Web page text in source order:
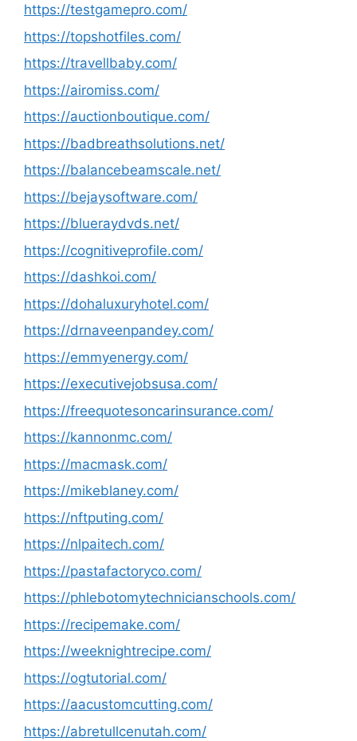
https://testgamepro.com/
https://topshotfiles.com/
https://travellbaby.com/
https://airomiss.com/
https://auctionboutique.com/
https://badbreathsolutions.net/
https://balancebeamscale.net/
https://bejaysoftware.com/
https://blueraydvds.net/
https://cognitiveprofile.com/
https://dashkoi.com/
https://dohaluxuryhotel.com/
https://drnaveenpandey.com/
https://emmyenergy.com/
https://executivejobsusa.com/
https://freequotesoncarinsurance.com/
https://kannonmc.com/
https://macmask.com/
https://mikeblaney.com/
https://nftputing.com/
https://nlpaitech.com/
https://pastafactoryco.com/
https://phlebotomytechnicianschools.com/
https://recipemake.com/
https://weeknightrecipe.com/
https://ogtutorial.com/
https://aacustomcutting.com/
https://abretullcenutah.com/